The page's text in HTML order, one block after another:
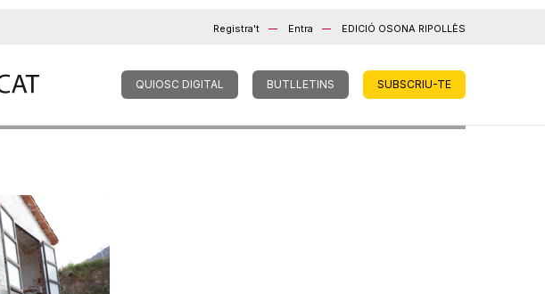
Registra't Entra EDICIÓ OSONA RIPOLLÈS
QUIOSC DIGITAL BUTLLETINS SUBSCRIU-TE